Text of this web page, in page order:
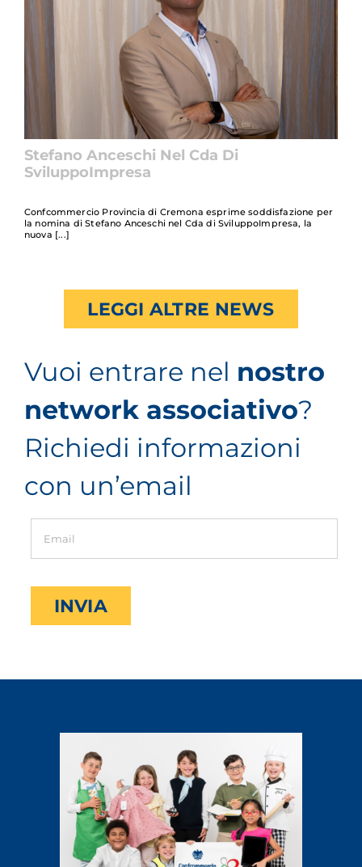
Stefano Anceschi Nel Cda Di
SviluppoImpresa
Confcommercio Provincia di Cremona esprime soddisfazione per
la nomina di Stefano Anceschi nel Cda di SviluppoImpresa, la
nuova
LEGGI ALTRE NEWS
Vuoi entrare nel nostro
network associativo?
Richiedi informazioni
con un’email